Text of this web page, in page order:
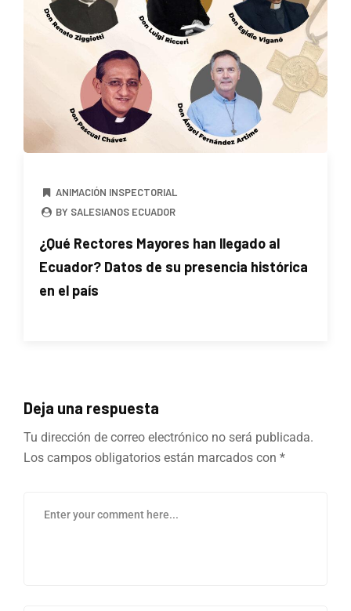
ANIMACIÓN INSPECTORIAL
BY SALESIANOS ECUADOR
¿Qué Rectores Mayores han llegado al
Ecuador? Datos de su presencia histórica
en el país
Deja una respuesta
Tu dirección de correo electrónico no será publicada.
Los campos obligatorios están marcados con *